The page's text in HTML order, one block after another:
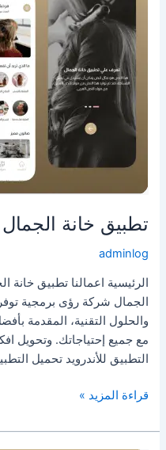
تطبيق خانة الجمال 4
adminlog
الرئيسية اعمالنا تطبيق
الجمال شركة رؤى برمجية
والحلول التقنية، المقدمة
مع جميع إحتياجاتك. وتحويل
التطبيق للأندرويد تحميل
الجمال
قراءة المزيد »